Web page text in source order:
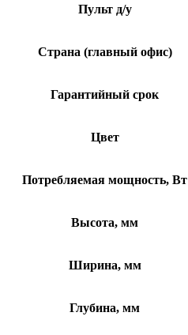
Пульт д/у
Страна (главный офис)
Гарантийный срок
Цвет
Потребляемая мощность, Вт
Высота, мм
Ширина, мм
Глубина, мм